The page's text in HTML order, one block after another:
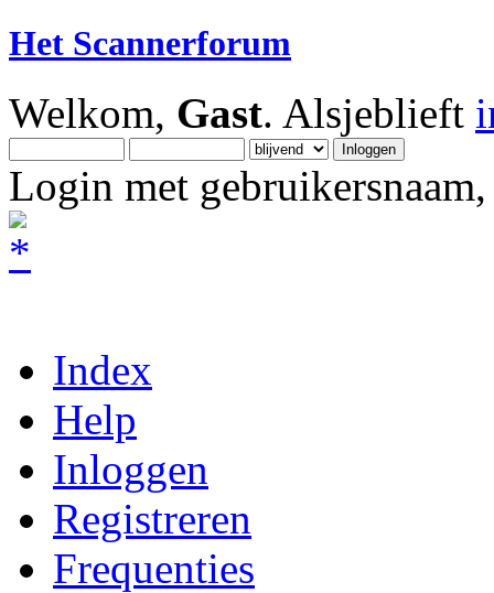
Het Scannerforum
Welkom, Gast. Alsjeblieft
Login met
Index
Help
Inloggen
Registreren
Frequenties